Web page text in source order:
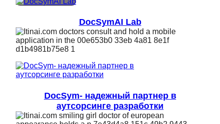
DocSymAI Lab
DocSym- надежный партнер в
аутсорсинге разработки